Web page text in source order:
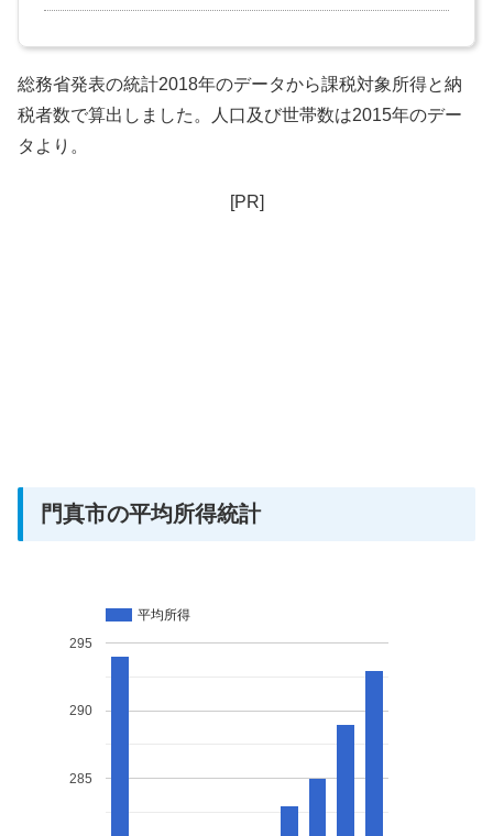
総務省発表の統計2018年のデータから課税対象所得と納
税者数で算出しました。人口及び世帯数は2015年のデー
タより。
[PR]
門真市の平均所得統計
平均所得
285
290
295